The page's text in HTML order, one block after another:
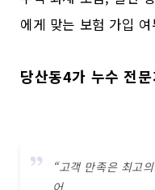
에게 맞는 보험 가입
당산동4가 누수 전
“고객 만족은 최고